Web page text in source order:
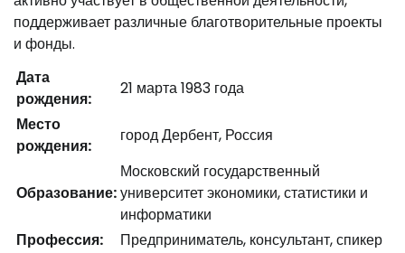
поддерживает различные благотворительные проекты
и фонды.
Дата
рождения:
21 марта 1983 года
Место
рождения:
город Дербент, Россия
Образование:
Московский государственный
университет экономики, статистики и
информатики
Профессия:
Предприниматель, консультант, спикер